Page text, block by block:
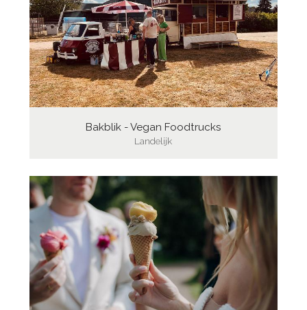
Bakblik - Vegan Foodtrucks
Landelijk